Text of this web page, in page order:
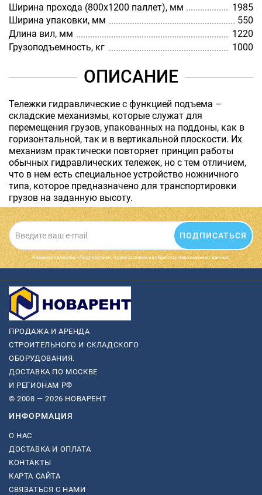
Ширина прохода (800х1200 паллет), мм
1985
Ширина упаковки, мм
550
Длина вил, мм
1220
Грузоподъемность, кг
1000
ОПИСАНИЕ
Тележки гидравлические с функцией подъема –
складские механизмы, которые служат для
перемещения грузов, упакованных на поддоны, как в
горизонтальной, так и в вертикальной плоскости. Их
механизм практически повторяет принцип работы
обычных гидравлических тележек, но с тем отличием,
что в нем есть специальное устройство ножничного
типа, которое предназначено для транспортировки
грузов на заданную высоту.
ПОДПИСАТЬСЯ
Нажимая на кнопку «Подписаться», я даю cогласие на обработку персональных данных.
ПРОДАЖА И АРЕНДА
СТРОИТЕЛЬНОГО И СКЛАДСКОГО
ОБОРУДОВАНИЯ.
ДОСТАВКА ПО МОСКВЕ
И РЕГИОНАМ РФ
© 2008 — 2026 НОВАРЕНТ
ИНФОРМАЦИЯ
О НАС
ДОСТАВКА И ОПЛАТА
КОНТАКТЫ
КАРТА САЙТА
СВЯЗАТЬСЯ С НАМИ